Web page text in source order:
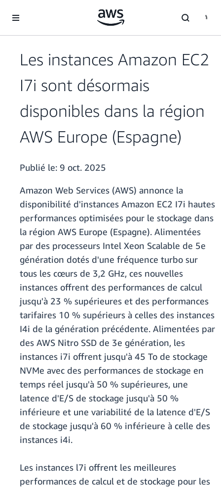
Les instances Amazon EC2
I7i sont désormais
disponibles dans la région
AWS Europe (Espagne)
Publié le: 9 oct. 2025
Amazon Web Services (AWS) annonce la
disponibilité d'instances Amazon EC2 I7i hautes
performances optimisées pour le stockage dans
la région AWS Europe (Espagne). Alimentées
par des processeurs Intel Xeon Scalable de 5e
génération dotés d'une fréquence turbo sur
tous les cœurs de 3,2 GHz, ces nouvelles
instances offrent des performances de calcul
jusqu'à 23 % supérieures et des performances
tarifaires 10 % supérieurs à celles des instances
I4i de la génération précédente. Alimentées par
des AWS Nitro SSD de 3e génération, les
instances i7i offrent jusqu'à 45 To de stockage
NVMe avec des performances de stockage en
temps réel jusqu'à 50 % supérieures, une
latence d'E/S de stockage jusqu'à 50 %
inférieure et une variabilité de la latence d'E/S
de stockage jusqu'à 60 % inférieure à celle des
instances i4i.
Les instances l7i offrent les meilleures
performances de calcul et de stockage pour les